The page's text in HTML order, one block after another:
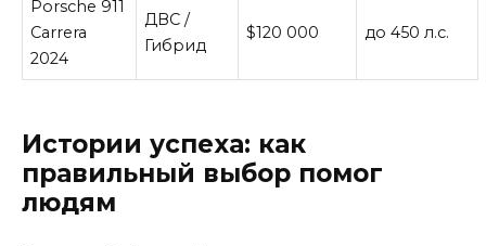
Porsche 911
Carrera
2024
ДВС /
Гибрид
$120 000 до 450 л.с.
Истории успеха: как
правильный выбор помог
людям